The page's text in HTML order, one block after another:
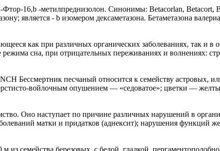
16,b -метилпреднизолон. Синонимы: Betacorlan, Betacort,
является - b изомером дексаметазона. Бетаметазона
как при различных органических заболеваниях, так
сна, при отрицательных переживаниях и волнениях:
Бессмертник песчаный относится к семейству астровых,
войлочным опушением — «седоватое»; цветки —
Оно наступает по причине различных нарушений в
матки и придатков (аднексит); нарушения
семейства березовых, с белой, гладкой,